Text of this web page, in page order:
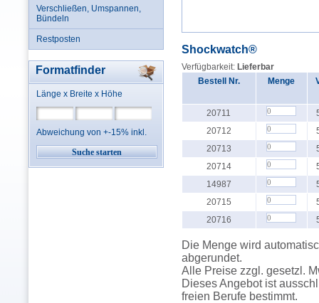
Shockwatch®
Verfügbarkeit: Lieferbar
Bestell Nr.
Menge
20711
20712
20713
20714
14987
20715
20716
Die Menge wird
abgerundet.
Alle Preise zzgl. gesetzl.
Dieses Angebot ist
freien Berufe bestimmt.
Verschließen, Umspannen,
Bündeln
Restposten
Formatfinder
Länge x Breite x Höhe
Abweichung von +-15% inkl.